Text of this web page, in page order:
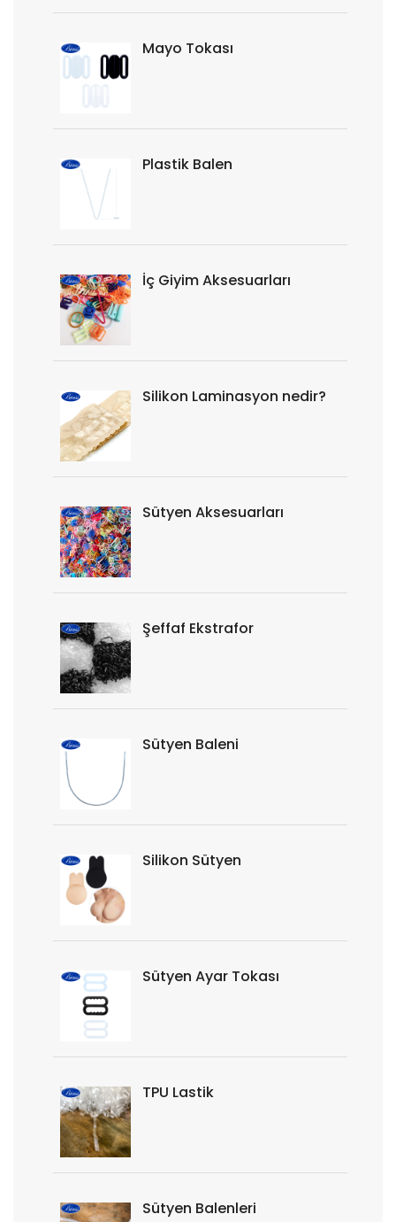
Mayo Tokası
Plastik Balen
İç Giyim Aksesuarları
Silikon Laminasyon nedir?
Sütyen Aksesuarları
Şeffaf Ekstrafor
Sütyen Baleni
Silikon Sütyen
Sütyen Ayar Tokası
TPU Lastik
Sütyen Balenleri